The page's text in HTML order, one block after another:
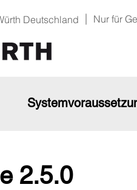
Deutschland Nur für
2.5.0